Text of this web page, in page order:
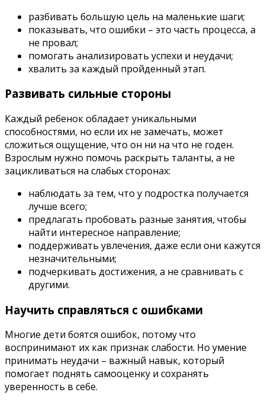
разбивать большую цель на маленькие шаги;
показывать, что ошибки – это часть процесса, а
не провал;
помогать анализировать успехи и неудачи;
хвалить за каждый пройденный этап.
Развивать сильные стороны
Каждый ребенок обладает уникальными
способностями, но если их не замечать, может
сложиться ощущение, что он ни на что не годен.
Взрослым нужно помочь раскрыть таланты, а не
зацикливаться на слабых сторонах:
наблюдать за тем, что у подростка получается
лучше всего;
предлагать пробовать разные занятия, чтобы
найти интересное направление;
поддерживать увлечения, даже если они кажутся
незначительными;
подчеркивать достижения, а не сравнивать с
другими.
Научить справляться с ошибками
Многие дети боятся ошибок, потому что
воспринимают их как признак слабости. Но умение
принимать неудачи – важный навык, который
помогает поднять самооценку и сохранять
уверенность в себе.